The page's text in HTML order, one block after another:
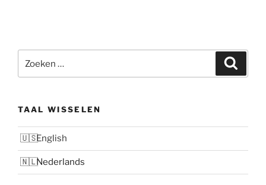
naar:
TAAL WISSELEN
English
Nederlands